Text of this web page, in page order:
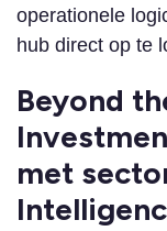
operationele
hub direct op te
Beyond
met